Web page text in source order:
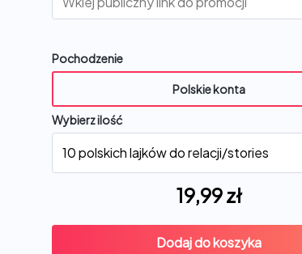
Pochodzenie
Polskie konta
Wybierz ilość
19,99zł
Dodaj do koszyka